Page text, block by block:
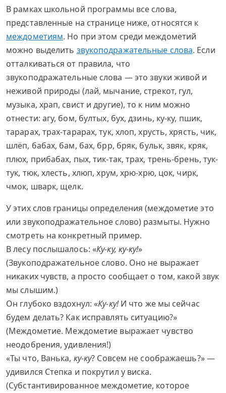
В рамках школьной программы все слова,
представленные на странице ниже, относятся к
междометиям. Но при этом среди междометий
можно выделить звукоподражательные слова. Если
отталкиваться от правила, что
звукоподражательные слова — это звуки живой и
неживой природы (лай, мычание, стрекот, гул,
музыка, храп, свист и другие), то к ним можно
отнести: агу, бом, бултых, бух, дзинь, ку-ку, пшик,
тарарах, трах-тарарах, тук, хлоп, хрусть, хрясть, чик,
шлёп, бабах, бам, бах, брр, бряк, бульк, звяк, кряк,
плюх, прибабах, пых, тик-так, трах, трень-брень, тук-
тук, тюк, хлесть, хлюп, хрум, хрю-хрю, цок, чирк,
чмок, шварк, щелк.
У этих слов границы определения (междометие это
или звукоподражательное слово) размыты. Нужно
смотреть на конкретный пример.
В лесу послышалось: «Ку-ку, ку-ку!»
(Звукоподражательное слово. Оно не выражает
никаких чувств, а просто сообщает о том, какой звук
мы слышим.)
Он глубоко вздохнул: «Ку-ку!И что же мы сейчас
будем делать? Как исправлять ситуацию?»
(Междометие. Междометие выражает чувство
неодобрения, удивления!)
«Ты что, Ванька, ку-ку? Совсем не соображаешь?» —
удивился Степка и покрутил у виска.
(Субстантивированное междометие, которое